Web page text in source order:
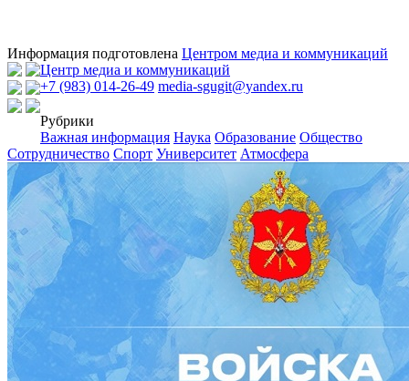
Информация подготовлена Центром медиа и коммуникаций
Центр медиа и коммуникаций
+7 (983) 014-26-49 media-sgugit@yandex.ru
Рубрики
Важная информация Наука Образование Общество
Сотрудничество Спорт Университет Атмосфера